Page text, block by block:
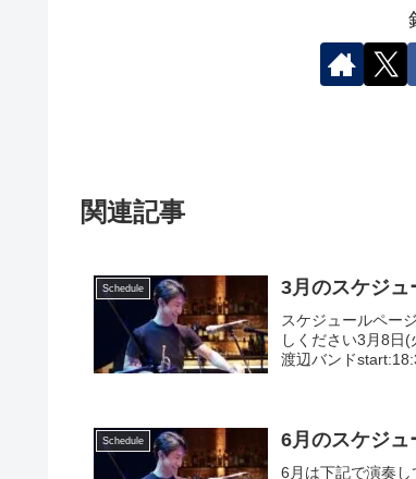
関連記事
Schedule 3月のスケジュ
スケジュールペー
しください3月8日
渡辺バンド
Schedule 6月のスケジュ
6月は下記で演奏